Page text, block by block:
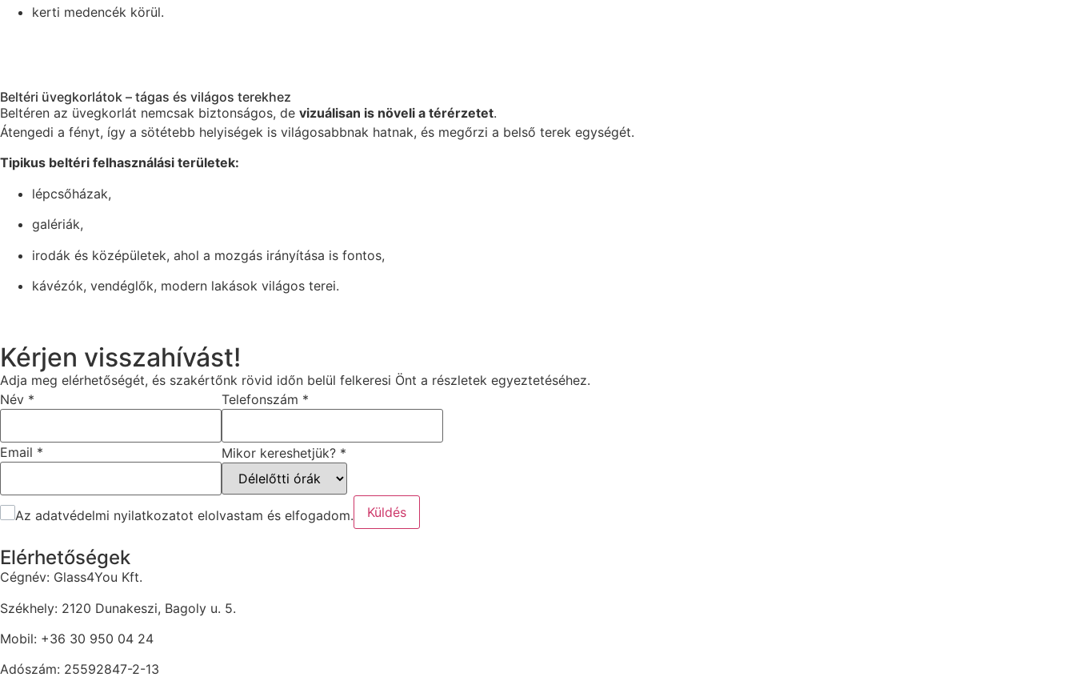
kerti medencék körül.
Beltéri üvegkorlátok – tágas és világos terekhez
Beltéren az üvegkorlát nemcsak biztonságos, de vizuálisan is növeli a térérzetet.
Átengedi a fényt, így a sötétebb helyiségek is világosabbnak hatnak, és megőrzi a belső terek egységét.
Tipikus beltéri felhasználási területek:
lépcsőházak,
galériák,
irodák és középületek, ahol a mozgás irányítása is fontos,
kávézók, vendéglők, modern lakások világos terei.
Kérjen visszahívást!
Adja meg elérhetőségét, és szakértőnk rövid időn belül felkeresi Önt a részletek egyeztetéséhez.
Név * Telefonszám *
Email * Mikor kereshetjük? *
Az adatvédelmi nyilatkozatot elolvastam és elfogadom. Küldés
Elérhetőségek
Cégnév: Glass4You Kft.
Székhely: 2120 Dunakeszi, Bagoly u. 5.
Mobil: +36 30 950 04 24
Adószám: 25592847-2-13